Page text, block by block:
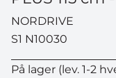
NORDRIVE
S1 N10030
På lager (lev. 1-2